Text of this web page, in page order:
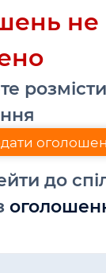
не
до